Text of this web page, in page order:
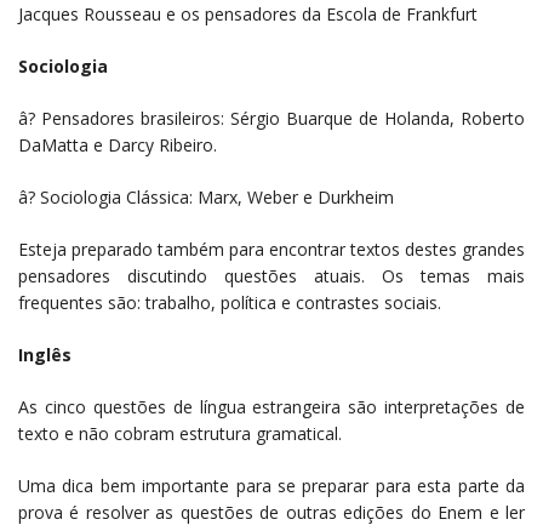
Jacques Rousseau e os pensadores da Escola de Frankfurt
Sociologia
â? Pensadores brasileiros: Sérgio Buarque de Holanda, Roberto
DaMatta e Darcy Ribeiro.
â? Sociologia Clássica: Marx, Weber e Durkheim
Esteja preparado também para encontrar textos destes grandes
pensadores discutindo questões atuais. Os temas mais
frequentes são: trabalho, política e contrastes sociais.
Inglês
As cinco questões de língua estrangeira são interpretações de
texto e não cobram estrutura gramatical.
Uma dica bem importante para se preparar para esta parte da
prova é resolver as questões de outras edições do Enem e ler